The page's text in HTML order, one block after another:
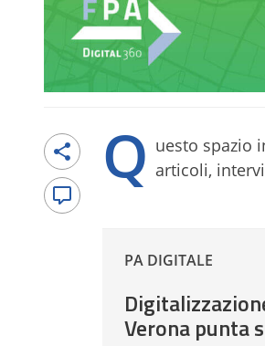
Q uesto spazio
articoli,
PA DIGITALE
Verona punta